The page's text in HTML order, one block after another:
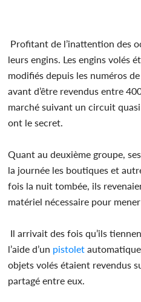
Profitant de l’inattention des
leurs engins. Les engins volés
modifiés depuis les numéros
avant d’être revendus entre
marché suivant un circuit
ont le secret.
Quant au deuxième groupe,
la journée les boutiques et
fois la nuit tombée, ils
matériel nécessaire pour
Il arrivait des fois qu’ils
l’aide d’un pistolet
objets volés étaient revendus
partagé entre eux.